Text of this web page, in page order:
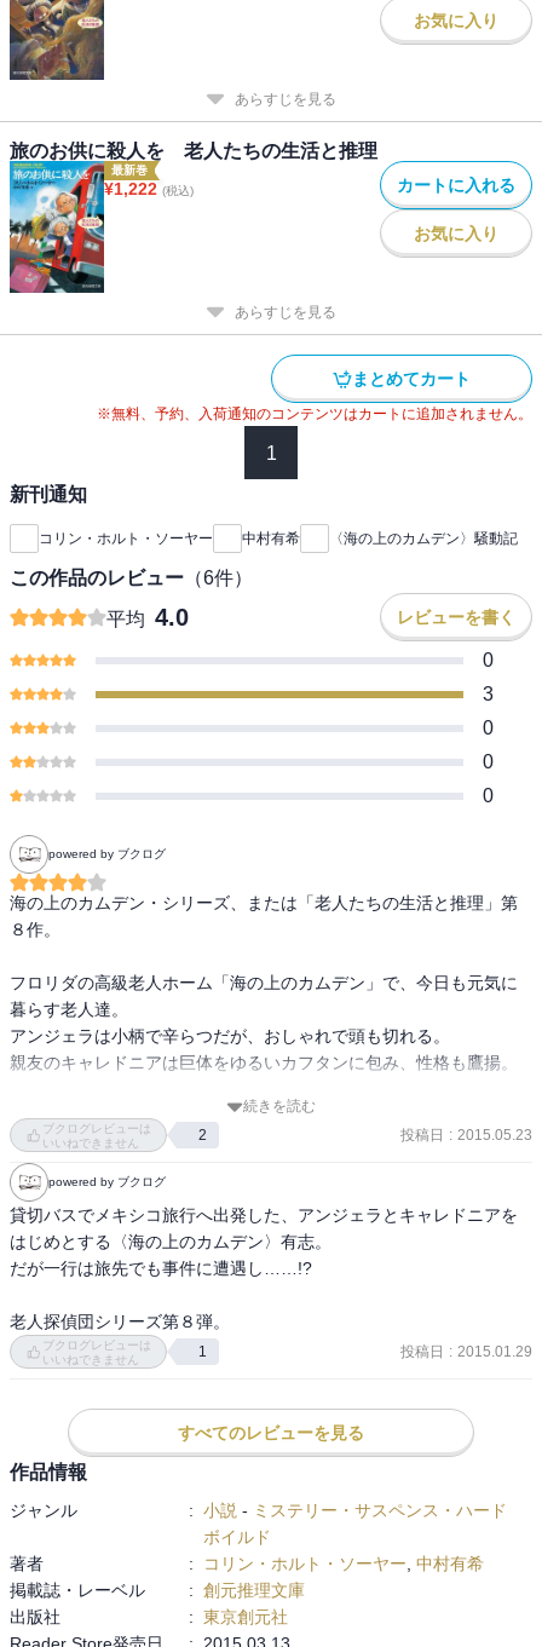
お気に入り
あらすじを見る
旅のお供に殺人を 老人たちの生活と推理
最新巻
¥1,222 (税込) カートに入れる
お気に入り
あらすじを見る
まとめてカート
※無料、予約、入荷通知のコンテンツはカートに追加されません。
1
新刊通知
コリン・ホルト・ソーヤー 中村有希 〈海の上のカムデン〉騒動記
この作品のレビュー （6件）
平均 4.0 レビューを書く
0
3
0
0
0
powered by ブクログ
海の上のカムデン・シリーズ、または「老人たちの生活と推理」第
８作。
フロリダの高級老人ホーム「海の上のカムデン」で、今日も元気に
暮らす老人達。
アンジェラは小柄で辛らつだが、おしゃれで頭も切れる。
親友のキャレドニアは巨体をゆるいカフタンに包み、性格も鷹揚。
老人ホームの企画でスペイン語を習い、その実践もかねて、メキシ
コへのバス旅行が計画される。
張り切る二人。
ところが、遺跡を見学中に、死者が‥！？
そのときは自然死と思われたのですが‥
メキシコ旅行の話もたっぷり盛り込まれ、スペイン語で喋ろうと観
光地だけでなく地元の人が集まるあたりを歩いたり。
というしだい。
他の人の心配をよそに、最後までめげないアンジェラに大笑いでし
この作品で終わりとは知りませんでした。残念～。
作者は多彩な経歴の人で、脚本を書きながら女優もしていたとか。
高級老人ホームに入った後で、そこをモデルにこのシリーズを書い
たとのこと。
８作書き上げる頃には相当なご高齢だったということなのでしょ
う。
老人たちの元気さが楽しく、こんなホームになら入りたいと思える
お話でした☆
続きを読む
ブクログレビューは
いいねできません
2 投稿日 : 2015.05.23
powered by ブクログ
貸切バスでメキシコ旅行へ出発した、アンジェラとキャレドニアを
はじめとする〈海の上のカムデン〉有志。
だが一行は旅先でも事件に遭遇し……!?
老人探偵団シリーズ第８弾。
ブクログレビューは
いいねできません
1 投稿日 : 2015.01.29
すべてのレビューを見る
作品情報
ジャンル : 小説 - ミステリー・サスペンス・ハード
ボイルド
著者
: コリン・ホルト・ソーヤー, 中村有希
掲載誌・レーベル
: 創元推理文庫
出版社
: 東京創元社